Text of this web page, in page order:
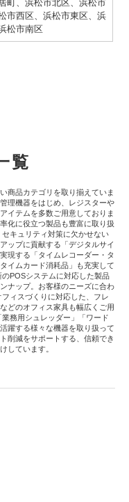
町、浜松市北区、浜松市
市西区、浜松市東区、浜
松市南区
覧
商品カテゴリを取り揃えていま
理機器をはじめ、レジスターや
イテムを多数ご用意しておりま
化に役立つ製品も豊富に取り扱
キュリティ対策に欠かせない
ップに貢献する「デジタルサイ
現する「タイムレコーダー・タ
イムカード消耗品」も充実して
POSシステムに対応した製品
ナップ。お客様のニーズに合わ
ィスづくりに対応した、フレ
どのオフィス家具も幅広くご用
務用シュレッダー」「ワード
躍する様々な機器を取り扱って
削減をサポートする、信頼でき
しています。